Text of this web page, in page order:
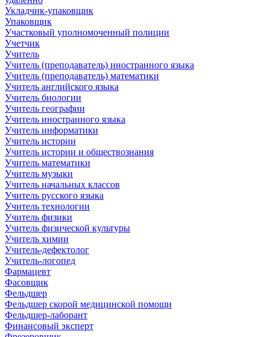
Укладчик-упаковщик
Упаковщик
Участковый уполномоченный полиции
Учетчик
Учитель
Учитель (преподаватель) иностранного языка
Учитель (преподаватель) математики
Учитель английского языка
Учитель биологии
Учитель географии
Учитель иностранного языка
Учитель информатики
Учитель истории
Учитель истории и обществознания
Учитель математики
Учитель музыки
Учитель начальных классов
Учитель русского языка
Учитель технологии
Учитель физики
Учитель физической культуры
Учитель химии
Учитель-дефектолог
Учитель-логопед
Фармацевт
Фасовщик
Фельдшер
Фельдшер скорой медицинской помощи
Фельдшер-лаборант
Финансовый эксперт